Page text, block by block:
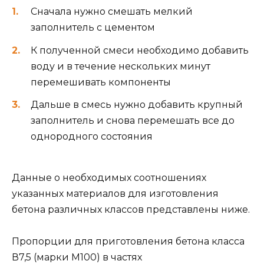
Сначала нужно смешать мелкий
заполнитель с цементом
К полученной смеси необходимо добавить
воду и в течение нескольких минут
перемешивать компоненты
Дальше в смесь нужно добавить крупный
заполнитель и снова перемешать все до
однородного состояния
Данные о необходимых соотношениях
указанных материалов для изготовления
бетона различных классов представлены ниже.
Пропорции для приготовления бетона класса
В7,5 (марки М100) в частях